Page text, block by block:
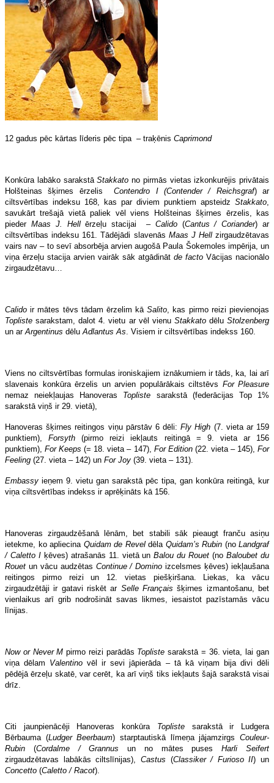
12 gadus pēc kārtas līderis pēc tipa – traķēnis Caprimond
Konkūra labāko sarakstāStakkato no pirmās vietas izkonkurējis privātais
Holšteinas šķirnes ērzelisContendro I(Contender / Reichsgraf) ar
ciltsvērtības indeksu 168, kas par diviem punktiem apsteidz Stakkato
savukārt trešajā vietā paliek vēl viens Holšteinas šķirnes ērzelis, kas
pieder Maas J. Hellērzeļu stacijai – Calido(Cantus / Coriander) ar
ciltsvērtības indeksu 161. Tādējādi slavenās Maas J Hellzirgaudzētavas
vairs nav – to sevī absorbēja arvien augošā Paula Šokemoles impērija, un
viņa ērzeļu stacija arvien vairāk sāk atgādināt de facto Vācijas nacionālo
zirgaudzētavu…
Calido ir mātes tēvs tādam ērzelim kāSalito , kas pirmo reizi pievienojas
Topliste sarakstam, dalot 4. vietu ar vēl vienu StakkatodēluStolzenberg
un ar Argentinus dēlu Adlantus As . Visiem ir ciltsvērtības indekss 160.
Viens no ciltsvērtības formulas ironiskajiem iznākumiem ir tāds, ka, lai arī
slavenais konkūra ērzelis un arvien populārākais ciltstēvs For Pleasure
nemaz neiekļaujas Hanoveras Topliste sarakstā (federācijas Top 1%
sarakstā viņš ir 29. vietā),
Hanoveras šķirnes reitingos viņu pārstāv 6 dēli:Fly High (7. vieta ar 159
punktiem),Forsyth (pirmo reizi iekļauts reitingā = 9. vieta ar 156
punktiem),For Keeps (= 18. vieta – 147), For Edition(22. vieta – 145),For
Feeling (27. vieta – 142) un For Joy (39. vieta – 131).
Embassy ieņem 9. vietu gan sarakstā pēc tipa, gan konkūra reitingā, kur
viņa ciltsvērtības indekss ir aprēķināts kā 156.
Hanoveras zirgaudzēšanā lēnām, bet stabili sāk pieaugt franču asiņu
ietekme, ko apliecina Quidam de Reveldēla Quidam’s Rubin (no Landgraf
/ Caletto Iķēves) atrašanās 11. vietā unBalou du Rouet (noBaloubet du
Rouet un vācu audzētas Continue / Domino izcelsmes ķēves) iekļaušana
reitingos pirmo reizi un 12. vietas piešķiršana. Liekas, ka vācu
zirgaudzētāji ir gatavi riskēt arSelle Français šķirnes izmantošanu, bet
vienlaikus arī grib nodrošināt savas likmes, iesaistot pazīstamās vācu
līnijas.
Now or Never M pirmo reizi parādās Toplistesarakstā = 36. vieta, lai gan
viņa dēlam Valentino vēl ir sevi jāpierāda – tā kā viņam bija divi dēli
pēdējā ērzeļu skatē, var cerēt, ka arī viņš tiks iekļauts šajā sarakstā visai
drīz.
Citi jaunpienācēji Hanoveras konkūra Toplistesarakstā ir Ludgera
Bērbauma (Ludger Beerbaum) starptautiskā līmeņa jājamzirgsCouleur-
Rubin (Cordalme / Grannus un no mātes pusesHarli Seifert
zirgaudzētavas labākās ciltslīnijas), Castus (Classiker / Furioso II) un
Concetto (Caletto / Racot).